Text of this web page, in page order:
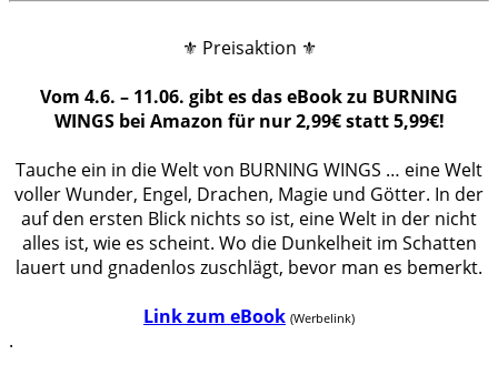
⚜️ Preisaktion ⚜️
Vom 4.6. – 11.06. gibt es das eBook zu BURNING
WINGS bei Amazon für nur 2,99€ statt 5,99€!
Tauche ein in die Welt von BURNING WINGS … eine Welt
voller Wunder, Engel, Drachen, Magie und Götter. In der
auf den ersten Blick nichts so ist, eine Welt in der nicht
alles ist, wie es scheint. Wo die Dunkelheit im Schatten
lauert und gnadenlos zuschlägt, bevor man es bemerkt.
Link zum eBook (Werbelink)
.